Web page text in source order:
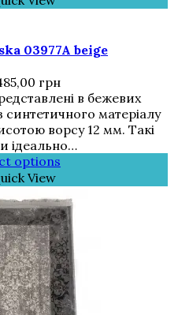
03977A beige
грн
в бежевих
синтетичного матеріалу
ворсу 12 мм. Такі
ідеально…
options
View